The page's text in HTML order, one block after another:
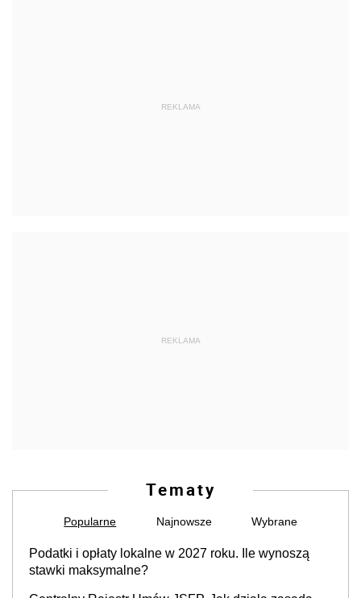
REKLAMA
REKLAMA
Tematy
Popularne Najnowsze Wybrane
Podatki i opłaty lokalne w 2027 roku. Ile wynoszą
stawki maksymalne?